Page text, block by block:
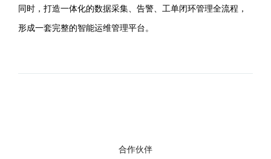
同时，打造一体化的数据采集、告警、工单闭环管理全流程，
形成一套完整的智能运维管理平台。
合作伙伴